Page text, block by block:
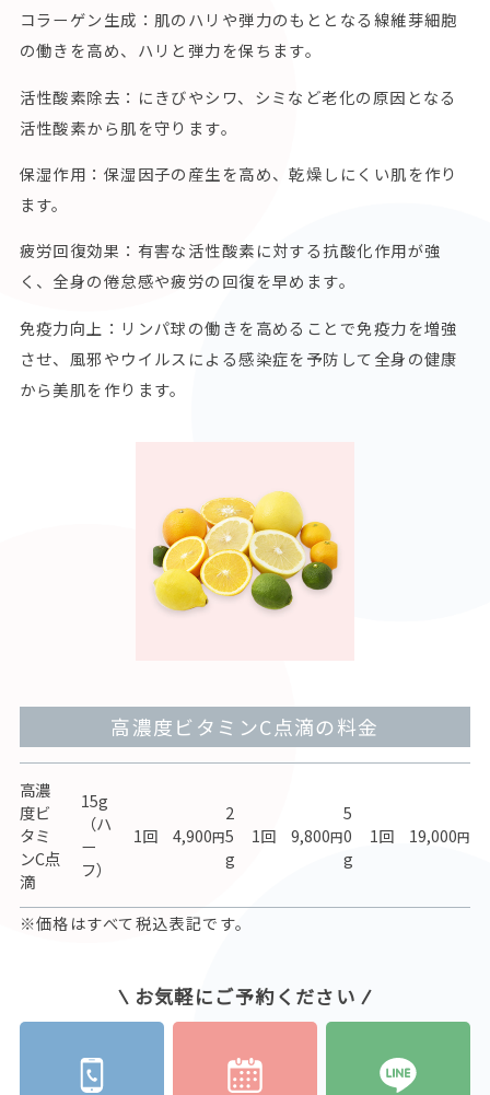
コラーゲン生成：肌のハリや弾力のもととなる線維芽細胞
の働きを高め、ハリと弾力を保ちます。
活性酸素除去：にきびやシワ、シミなど老化の原因となる
活性酸素から肌を守ります。
保湿作用：保湿因子の産生を高め、乾燥しにくい肌を作り
ます。
疲労回復効果：有害な活性酸素に対する抗酸化作用が強
く、全身の倦怠感や疲労の回復を早めます。
免疫力向上：リンパ球の働きを高めることで免疫力を増強
させ、風邪やウイルスによる感染症を予防して全身の健康
から美肌を作ります。
高濃度ビタミンC点滴の料金
高濃
度ビ
タミ
ンC点
滴
15g
（ハ
ー
フ）
1回 4,900円
2
5
g
1回 9,800円
5
0
g
1回 19,000円
※価格はすべて税込表記です。
お気軽にご予約ください